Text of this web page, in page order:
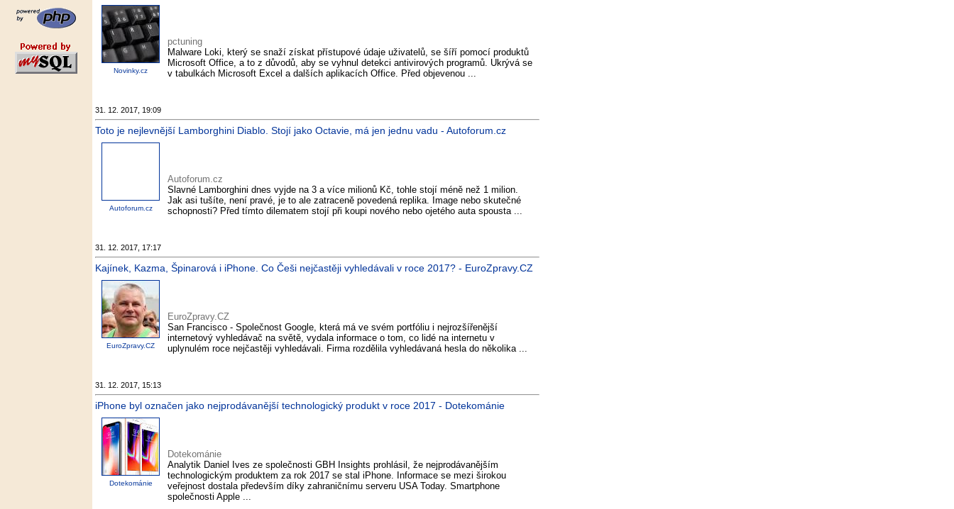
Novinky.cz
pctuning
Malware Loki, který se snaží získat přístupové údaje uživatelů, se šíří pomocí produktů
Microsoft Office, a to z důvodů, aby se vyhnul detekci antivirových programů. Ukrývá se
v tabulkách Microsoft Excel a dalších aplikacích Office. Před objevenou ...
31. 12. 2017, 19:09
Toto je nejlevnější Lamborghini Diablo. Stojí jako Octavie, má jen jednu vadu - Autoforum.cz
Autoforum.cz
Autoforum.cz
Slavné Lamborghini dnes vyjde na 3 a více milionů Kč, tohle stojí méně než 1 milion.
Jak asi tušíte, není pravé, je to ale zatraceně povedená replika. Image nebo skutečné
schopnosti? Před tímto dilematem stojí při koupi nového nebo ojetého auta spousta ...
31. 12. 2017, 17:17
Kajínek, Kazma, Špinarová i iPhone. Co Češi nejčastěji vyhledávali v roce 2017? - EuroZpravy.CZ
EuroZpravy.CZ
EuroZpravy.CZ
San Francisco - Společnost Google, která má ve svém portfóliu i nejrozšířenější
internetový vyhledávač na světě, vydala informace o tom, co lidé na internetu v
uplynulém roce nejčastěji vyhledávali. Firma rozdělila vyhledávaná hesla do několika ...
31. 12. 2017, 15:13
iPhone byl označen jako nejprodávanější technologický produkt v roce 2017 - Dotekománie
Dotekománie
Dotekománie
Analytik Daniel Ives ze společnosti GBH Insights prohlásil, že nejprodávanějším
technologickým produktem za rok 2017 se stal iPhone. Informace se mezi širokou
veřejnost dostala především díky zahraničnímu serveru USA Today. Smartphone
společnosti Apple ...